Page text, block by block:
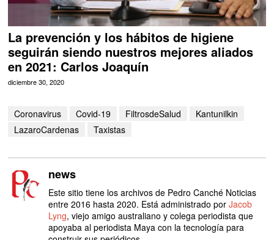
La prevención y los hábitos de higiene
seguirán siendo nuestros mejores aliados
en 2021: Carlos Joaquín
diciembre 30, 2020
Coronavirus Covid-19 FiltrosdeSalud
Kantunilkin
LazaroCardenas
Taxistas
news
Este sitio tiene los archivos de Pedro Canché Noticias
entre 2016 hasta 2020. Está administrado porJacob
Lyng, viejo amigo australiano y colega periodista que
apoyaba al periodista Maya con la tecnología para